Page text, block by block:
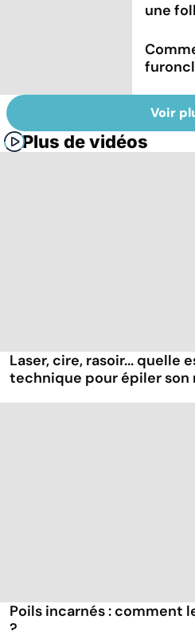
une
Voir
Plus de vidéos
Laser, cire, rasoir... quelle
technique pour épiler son
Poils incarnés : comment